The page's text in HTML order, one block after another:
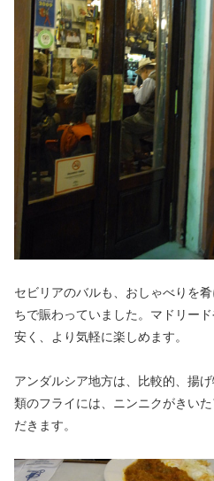
セビリアのバルも、おしゃべりを
ちで賑わっていました。マドリー
安く、より気軽に楽しめます。
アンダルシア地方は、比較的、揚
類のフライには、ニンニクがきい
だきます。